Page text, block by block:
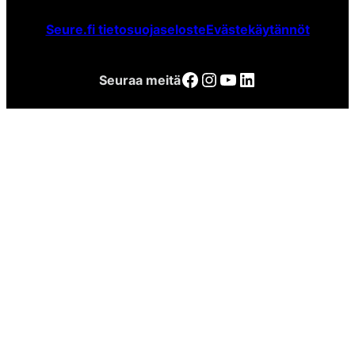
Seure.fi tietosuojaselosteEvästekäytännöt
Seuraa meitäFacebook Instagram YouTube LinkedIn